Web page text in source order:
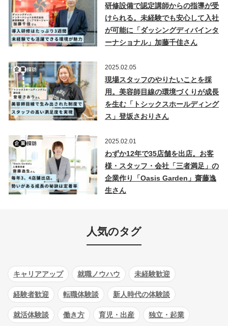
研修設備で認定講師からの指導が受
けられる。未経験でも安心して入社
が可能に「ダッシングディバインタ
ーナショナル」加藤千佳さん
2025.02.05
現場スタッフのやりたいことを採
用。美容師目線の環境づくりが成長
を生む「トシックスホールディング
ス」登坂さおりさん
2025.02.01
わずか12年で35店舗を出店。お客
様・スタッフ・会社「三者満足」の
企業作り「Oasis Garden」齋藤逸
生さん
人気のタグ
キャリアアップ 就職ノウハウ 未経験歓迎
経験者歓迎 転職体験談 新人時代の体験談
就活体験談 働き方 育児・出産 独立・起業